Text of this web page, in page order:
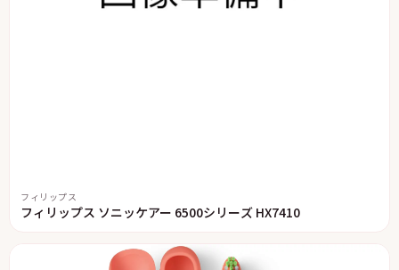
フィリップス
フィリップス ソニッケアー 6500シリーズ HX7410